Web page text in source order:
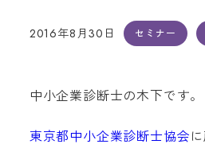
2016年8月30日 セミナー
中小企業診断士の木下です。
東京都中小企業診断士協会